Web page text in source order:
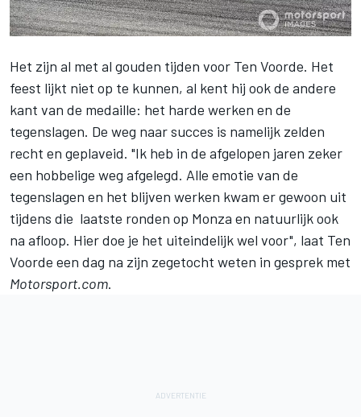
Het zijn al met al gouden tijden voor Ten Voorde. Het
feest lijkt niet op te kunnen, al kent hij ook de andere
kant van de medaille: het harde werken en de
tegenslagen. De weg naar succes is namelijk zelden
recht en geplaveid. "Ik heb in de afgelopen jaren zeker
een hobbelige weg afgelegd. Alle emotie van de
tegenslagen en het blijven werken kwam er gewoon uit
tijdens die laatste ronden op Monza en natuurlijk ook
na afloop. Hier doe je het uiteindelijk wel voor", laat Ten
Voorde een dag na zijn zegetocht weten in gesprek met
Motorsport.com.